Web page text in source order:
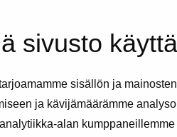
sivusto
sisällön ja
ja kävijämäärämme
alan